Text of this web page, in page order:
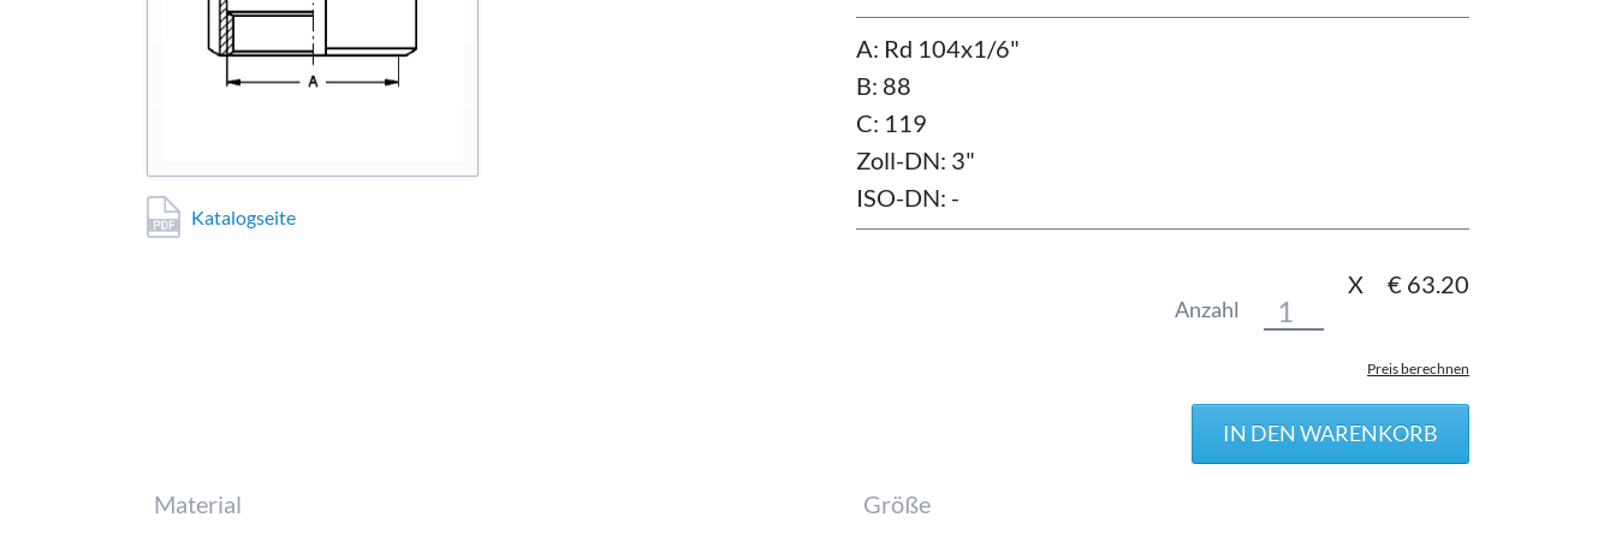
Katalogseite
A: Rd 104x1/6"
B: 88
C: 119
Zoll-DN: 3"
ISO-DN: -
Anzahl
X € 63.20
Preis berechnen
Pflichtfeld
Material Pflichtfeld
Größe